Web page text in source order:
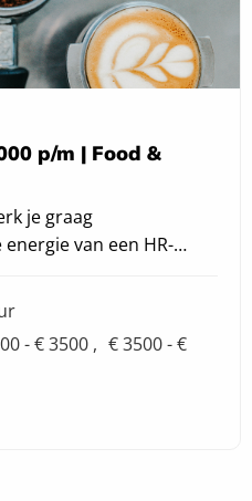
p/m | Food &
je graag
van een HR-
- € 3500
€ 3500 - €